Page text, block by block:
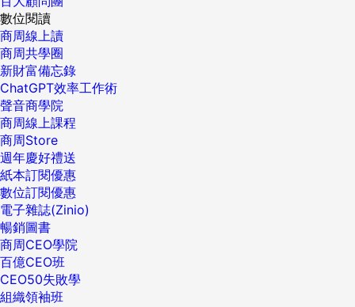
數位閱讀
商周線上讀
商周共學圈
新財富備忘錄
ChatGPT效率工作術
聲音商學院
商周線上課程
商周Store
週年慶好禮送
紙本訂閱優惠
數位訂閱優惠
電子雜誌(Zinio)
暢銷圖書
商周CEO學院
百億CEO班
CEO50失敗學
組織領袖班